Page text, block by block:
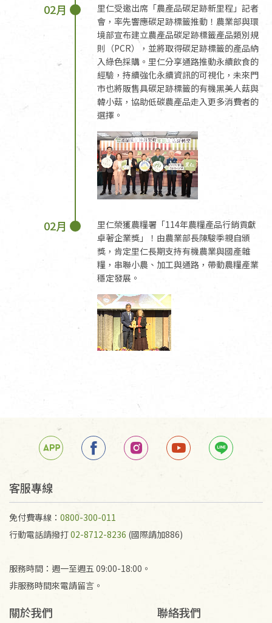
02月
里仁受邀出席「農產品碳足跡新里程」記者
會，率先響應碳足跡標籤推動！農業部與環
境部宣布建立農產品碳足跡標籤產品類別規
則（PCR），並將取得碳足跡標籤的產品納
入綠色採購。里仁分享通路推動永續飲食的
經驗，持續強化永續資訊的可視化，未來門
市也將販售具碳足跡標籤的有機黑美人菇與
韓小菇，協助低碳農產品走入更多消費者的
選擇。
02月
里仁榮獲農糧署「114年農糧產品行銷貢獻
卓著企業獎」！由農業部長陳駿季親自頒
獎，肯定里仁長期支持有機農業與國產雜
糧，串聯小農、加工與通路，帶動農糧產業
穩定發展。
客服專線
免付費專線： 0800-300-011
行動電話請撥打02-8712-8236 (國際請加886)
服務時間：週一至週五 09:00-18:00。
非服務時間來電請留言。
關於我們 聯絡我們